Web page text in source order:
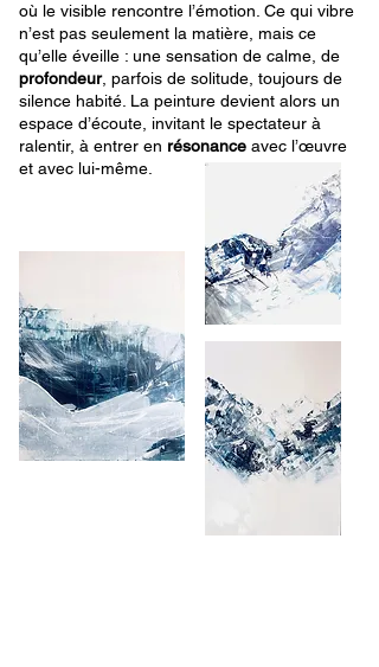
où le visible rencontre l’émotion. Ce qui vibre
n’est pas seulement la matière, mais ce
qu’elle éveille : une sensation de calme, de
profondeur, parfois de solitude, toujours de
silence habité. La peinture devient alors un
espace d’écoute, invitant le spectateur à
ralentir, à entrer en résonance avec l’œuvre
et avec lui-même.